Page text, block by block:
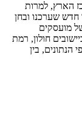
הארץ, למרות
שערכנו ובחן
מועסקים
ביישובים חולון, רמת
הנתונים, בין